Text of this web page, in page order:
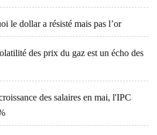
le dollar a résisté mais pas l’or
des prix du gaz est un écho des
des salaires en mai, l'IPC